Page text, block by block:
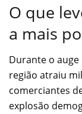
O que
a mais
Durante o auge
região atraiu
comerciantes
explosão